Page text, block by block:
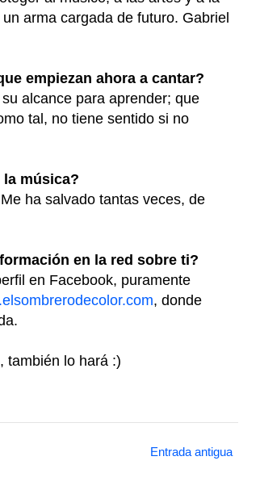
arma cargada de futuro. Gabriel
empiezan ahora a cantar?
alcance para aprender; que
tal, no tiene sentido si no
música?
ha salvado tantas veces, de
en la red sobre ti?
en Facebook, puramente
, donde
también lo hará :)
Entrada antigua